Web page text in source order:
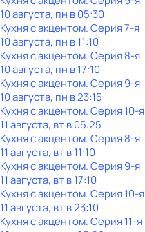
10 августа, пн в 05:30
Кухня с акцентом. Серия 7-я
10 августа, пн в 11:10
Кухня с акцентом. Серия 8-я
10 августа, пн в 17:10
Кухня с акцентом. Серия 9-я
10 августа, пн в 23:15
Кухня с акцентом. Серия 10-я
11 августа, вт в 05:25
Кухня с акцентом. Серия 8-я
11 августа, вт в 11:10
Кухня с акцентом. Серия 9-я
11 августа, вт в 17:10
Кухня с акцентом. Серия 10-я
11 августа, вт в 23:10
Кухня с акцентом. Серия 11-я